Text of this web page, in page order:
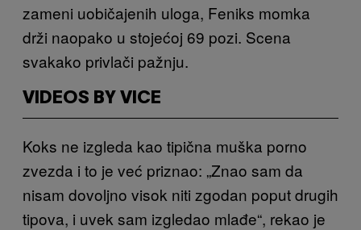
zameni uobičajenih uloga, Feniks momka
drži naopako u stojećoj 69 pozi. Scena
svakako privlači pažnju.
VIDEOS BY VICE
Koks ne izgleda kao tipična muška porno
zvezda i to je već priznao: „Znao sam da
nisam dovoljno visok niti zgodan poput drugih
tipova, i uvek sam izgledao mlađe“, rekao je